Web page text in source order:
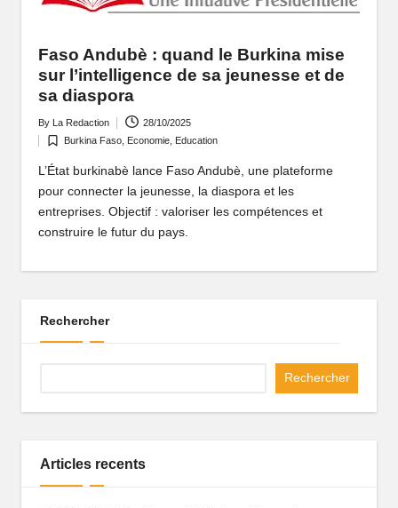
rt
ai
u
n
A
q
Faso Andubè : quand le Burkina mise
sur l’intelligence de sa jeunesse et de
sa diaspora
Posted
by
By La Redaction 28/10/2025
Posted
in
Burkina Faso, Economie, Education
L’État burkinabè lance Faso Andubè, une plateforme
pour connecter la jeunesse, la diaspora et les
entreprises. Objectif : valoriser les compétences et
construire le futur du pays.
Rechercher
Rechercher
Articles recents